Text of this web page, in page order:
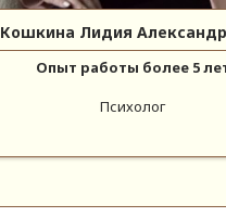
Кошкина Лидия
Опыт работы более 5
Психолог